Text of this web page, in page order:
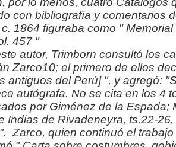
con bibliografía y comentarios
1864 figuraba como "
457 "
autor, Trimborn consultó los
Zarco10; el primero de ellos
antiguos del Perú] ", y agregó:
autógrafa. No se cita en los 4
por Giménez de la Espada;
Indias de Rivadeneyra, ts.22-
". Zarco, quien continuó el